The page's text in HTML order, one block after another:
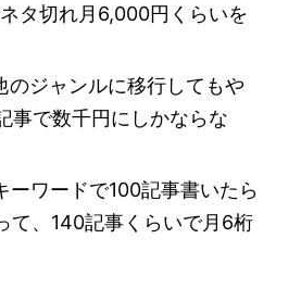
タ切れ月6,000円くらいを
のジャンルに移行してもや
事で数千円にしかならな
ーワードで100記事書いたら
て、140記事くらいで月6桁